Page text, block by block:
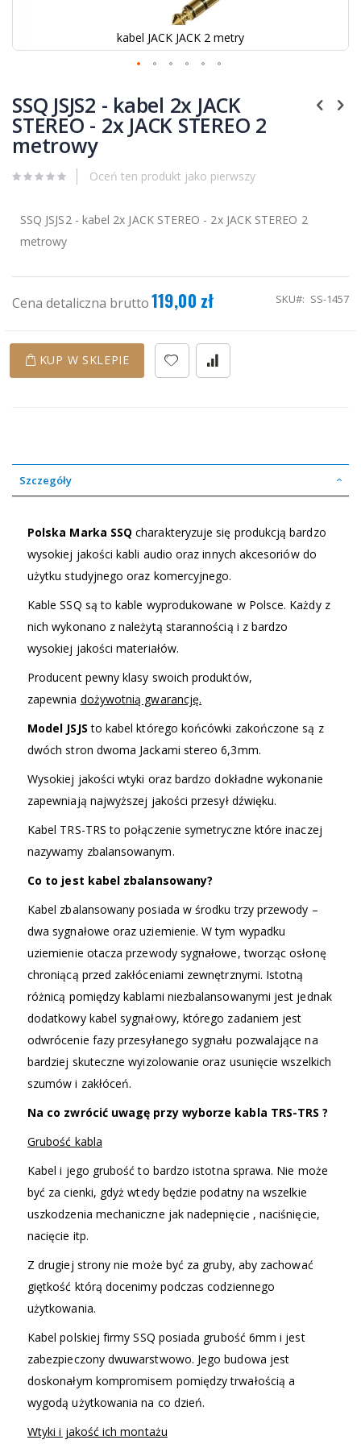
kabel JACK JACK 2 metry
na
początek
galerii
SSQ JSJS2 - kabel 2x JACK
STEREO - 2x JACK STEREO 2
metrowy
Oceń ten produkt jako pierwszy
SSQ JSJS2 - kabel 2x JACK STEREO - 2x JACK STEREO 2
metrowy
Cena detaliczna brutto119,00 zł SKU SS-1457
KUP W SKLEPIE
Szczegóły
Polska Marka SSQ charakteryzuje się produkcją bardzo
wysokiej jakości kabli audio oraz innych akcesoriów do
użytku studyjnego oraz komercyjnego.
Kable SSQ są to kable wyprodukowane w Polsce. Każdy z
nich wykonano z należytą starannością i z bardzo
wysokiej jakości materiałów.
Producent pewny klasy swoich produktów,
zapewnia dożywotnią gwarancję.
Model JSJS to kabel którego końcówki zakończone są z
dwóch stron dwoma Jackami stereo 6,3mm.
Wysokiej jakości wtyki oraz bardzo dokładne wykonanie
zapewniają najwyższej jakości przesył dźwięku.
Kabel TRS-TRS to połączenie symetryczne które inaczej
nazywamy zbalansowanym.
Co to jest kabel zbalansowany?
Kabel zbalansowany posiada w środku trzy przewody –
dwa sygnałowe oraz uziemienie. W tym wypadku
uziemienie otacza przewody sygnałowe, tworząc osłonę
chroniącą przed zakłóceniami zewnętrznymi. Istotną
różnicą pomiędzy kablami niezbalansowanymi jest jednak
dodatkowy kabel sygnałowy, którego zadaniem jest
odwrócenie fazy przesyłanego sygnału pozwalające na
bardziej skuteczne wyizolowanie oraz usunięcie wszelkich
szumów i zakłóceń.
Na co zwrócić uwagę przy wyborze kabla TRS-TRS ?
Grubość kabla
Kabel i jego grubość to bardzo istotna sprawa. Nie może
być za cienki, gdyż wtedy będzie podatny na wszelkie
uszkodzenia mechaniczne jak nadepnięcie , naciśnięcie,
nacięcie itp.
Z drugiej strony nie może być za gruby, aby zachować
giętkość którą docenimy podczas codziennego
użytkowania.
Kabel polskiej firmy SSQ posiada grubość 6mm i jest
zabezpieczony dwuwarstwowo. Jego budowa jest
doskonałym kompromisem pomiędzy trwałością a
wygodą użytkowania na co dzień.
Wtyki i jakość ich montażu